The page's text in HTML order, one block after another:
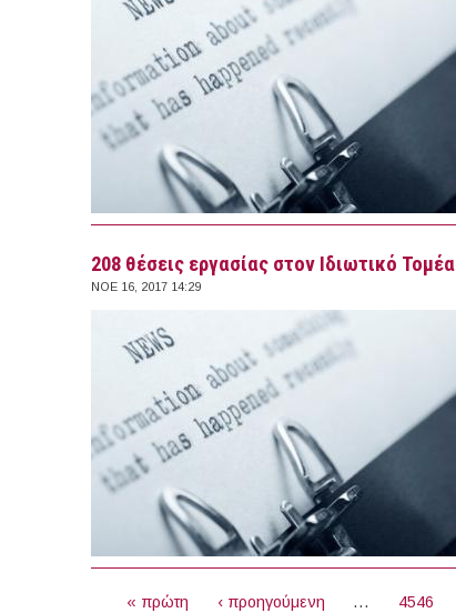
208 θέσεις εργασίας στον Ιδιωτικό
ΝΟΕ 16, 2017 14:29
« πρώτη ‹ προηγούμενη … 4546